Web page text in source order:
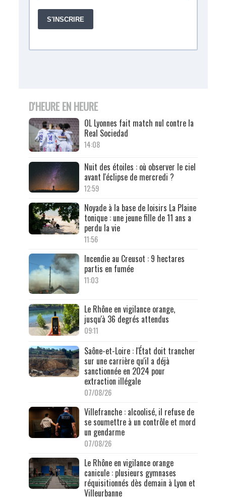
D'HEURE EN HEURE
OL Lyonnes fait match nul contre la
Real Sociedad
14:08
Nuit des étoiles : où observer le ciel
avant l'éclipse de mercredi ?
12:59
Noyade à la base de loisirs La Plaine
tonique : une jeune fille de 11 ans a
perdu la vie
11:56
Incendie au Creusot : 9 hectares
partis en fumée
11:03
Le Rhône en vigilance orange,
jusqu'à 36 degrés attendus
09:11
Saône-et-Loire : l'État doit trancher
sur une carrière qu'il a déjà
sanctionnée en 2024 pour
extraction illégale
07/08/26
Villefranche : alcoolisé, il refuse de
se soumettre à un contrôle et mord
un gendarme
07/08/26
Le Rhône en vigilance orange
canicule : plusieurs gymnases
réquisitionnés dès demain à Lyon et
Villeurbanne